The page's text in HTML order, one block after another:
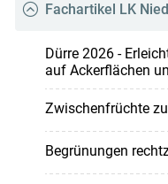
Fachartikel LK
Dürre 2026 -
auf Ackerflächen
Zwischenfrüchte
Begrünungen